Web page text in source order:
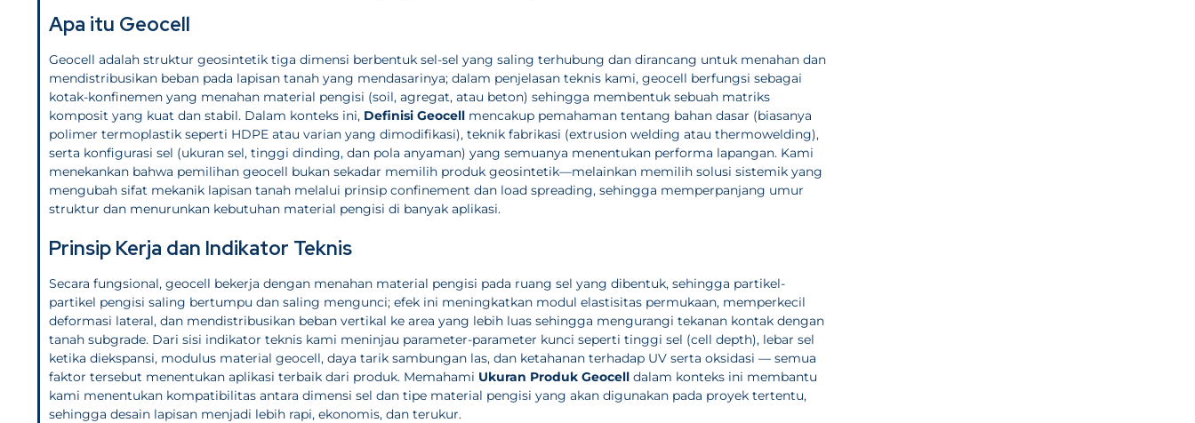
Apa itu Geocell
Geocell adalah struktur geosintetik tiga dimensi berbentuk sel-sel yang saling terhubung dan dirancang untuk menahan dan
mendistribusikan beban pada lapisan tanah yang mendasarinya; dalam penjelasan teknis kami, geocell berfungsi sebagai
kotak-konfinemen yang menahan material pengisi (soil, agregat, atau beton) sehingga membentuk sebuah matriks
komposit yang kuat dan stabil. Dalam konteks ini, Definisi Geocell mencakup pemahaman tentang bahan dasar (biasanya
polimer termoplastik seperti HDPE atau varian yang dimodifikasi), teknik fabrikasi (extrusion welding atau thermowelding),
serta konfigurasi sel (ukuran sel, tinggi dinding, dan pola anyaman) yang semuanya menentukan performa lapangan. Kami
menekankan bahwa pemilihan geocell bukan sekadar memilih produk geosintetik—melainkan memilih solusi sistemik yang
mengubah sifat mekanik lapisan tanah melalui prinsip confinement dan load spreading, sehingga memperpanjang umur
struktur dan menurunkan kebutuhan material pengisi di banyak aplikasi.
Prinsip Kerja dan Indikator Teknis
Secara fungsional, geocell bekerja dengan menahan material pengisi pada ruang sel yang dibentuk, sehingga partikel-
partikel pengisi saling bertumpu dan saling mengunci; efek ini meningkatkan modul elastisitas permukaan, memperkecil
deformasi lateral, dan mendistribusikan beban vertikal ke area yang lebih luas sehingga mengurangi tekanan kontak dengan
tanah subgrade. Dari sisi indikator teknis kami meninjau parameter-parameter kunci seperti tinggi sel (cell depth), lebar sel
ketika diekspansi, modulus material geocell, daya tarik sambungan las, dan ketahanan terhadap UV serta oksidasi — semua
faktor tersebut menentukan aplikasi terbaik dari produk. Memahami Ukuran Produk Geocell dalam konteks ini membantu
kami menentukan kompatibilitas antara dimensi sel dan tipe material pengisi yang akan digunakan pada proyek tertentu,
sehingga desain lapisan menjadi lebih rapi, ekonomis, dan terukur.